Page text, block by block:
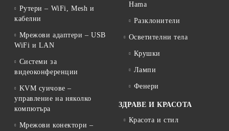
Рутери – WiFi, Mesh и
кабелни
Мрежови адаптери – USB
WiFi и LAN
Системи за
видеоконференции
KVM суичове –
управление на няколко
компютъра
Мрежови конектори –
Hama
Разклонители
Осветителни тела
Крушки
Лампи
Фенери
ЗДРАВЕ И КРАСОТА
Красота и стил